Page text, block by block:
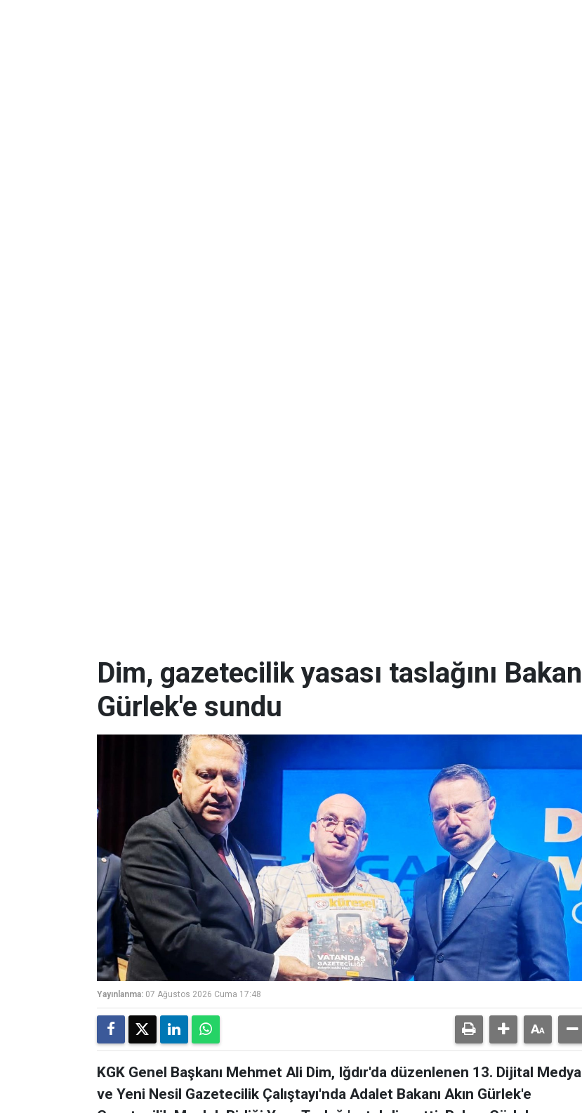
Dim, gazetecilik yasası taslağını Bakan
Gürlek'e sundu
Yayınlanma: 07 Ağustos 2026 Cuma 17:48
KGK Genel Başkanı Mehmet Ali Dim, Iğdır'da düzenlenen 13. Dijital Medya
ve Yeni Nesil Gazetecilik Çalıştayı'nda Adalet Bakanı Akın Gürlek'e